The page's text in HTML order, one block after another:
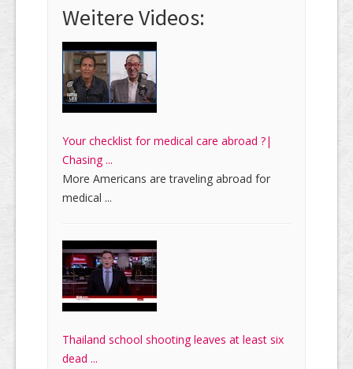
Weitere Videos:
Your checklist for medical care abroad ?|
Chasing ...
More Americans are traveling abroad for
medical ...
Thailand school shooting leaves at least six
dead ...